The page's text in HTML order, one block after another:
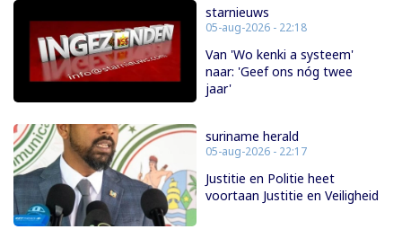
starnieuws
05-aug-2026 - 22:18
Van 'Wo kenki a systeem'
naar: 'Geef ons nóg twee
jaar'
suriname herald
05-aug-2026 - 22:17
Justitie en Politie heet
voortaan Justitie en Veiligheid